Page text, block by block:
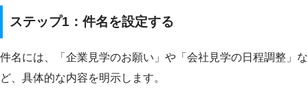
ステップ1：件名を設定する
件名には、「企業見学のお願い」や「会社見学の日程調整」な
ど、具体的な内容を明示します。